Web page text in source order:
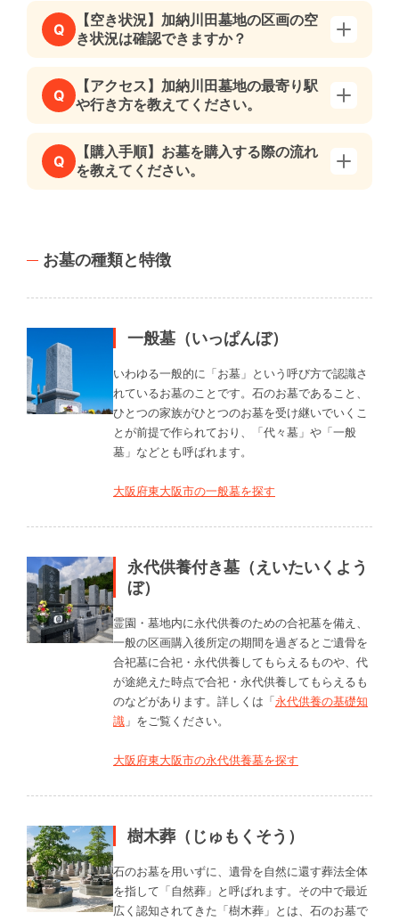
Q
【空き状況】加納川田墓地の区画の空
き状況は確認できますか？
Q
【アクセス】加納川田墓地の最寄り駅
や行き方を教えてください。
Q
【購入手順】お墓を購入する際の流れ
を教えてください。
お墓の種類と特徴
一般墓（いっぱんぼ）
いわゆる一般的に「お墓」という呼び方で認識さ
れているお墓のことです。石のお墓であること、
ひとつの家族がひとつのお墓を受け継いでいくこ
とが前提で作られており、「代々墓」や「一般
墓」などとも呼ばれます。
大阪府東大阪市の一般墓を探す
永代供養付き墓（えいたいくよう
ぼ）
霊園・墓地内に永代供養のための合祀墓を備え、
一般の区画購入後所定の期間を過ぎるとご遺骨を
合祀墓に合祀・永代供養してもらえるものや、代
が途絶えた時点で合祀・永代供養してもらえるも
のなどがあります。詳しくは「永代供養の基礎知
識 」をご覧ください。
大阪府東大阪市の永代供養墓を探す
樹木葬（じゅもくそう）
石のお墓を用いずに、遺骨を自然に還す葬法全体
を指して「自然葬」と呼ばれます。その中で最近
広く認知されてきた「樹木葬」とは、石のお墓で